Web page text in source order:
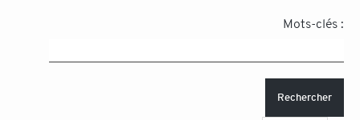
Mots-clés :
Rechercher